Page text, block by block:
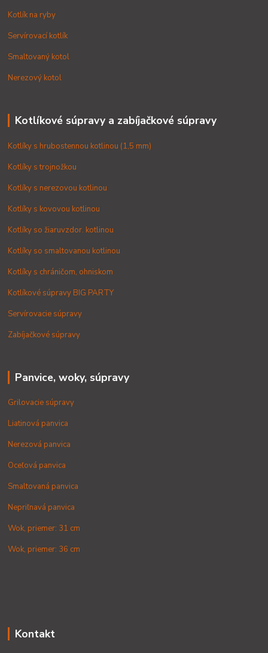
Kotlík na ryby
Servírovací kotlík
Smaltovaný kotol
Nerezový kotol
Kotlíkové súpravy a zabíjačkové súpravy
Kotlíky s hrubostennou kotlinou (1,5 mm)
Kotlíky s trojnožkou
Kotlíky s nerezovou kotlinou
Kotlíky s kovovou kotlinou
Kotlíky so žiaruvzdor. kotlinou
Kotlíky so smaltovanou kotlinou
Kotlíky s chráničom, ohniskom
Kotlíkové súpravy BIG PARTY
Servírovacie súpravy
Zabíjačkové súpravy
Panvice, woky, súpravy
Grilovacie súpravy
Liatinová panvica
Nerezová panvica
Oceľová panvica
Smaltovaná panvica
Nepriľnavá panvica
Wok, priemer: 31 cm
Wok, priemer: 36 cm
Kontakt